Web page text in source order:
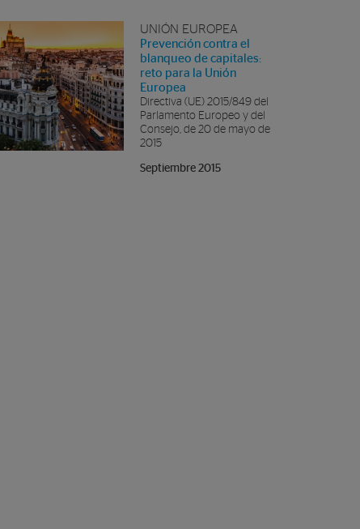
UNIÓN EUROPEA
Prevención contra el
blanqueo de capitales:
reto para la Unión
Europea
Directiva (UE) 2015/849 del
Parlamento Europeo y del
Consejo, de 20 de mayo de
2015
Septiembre 2015